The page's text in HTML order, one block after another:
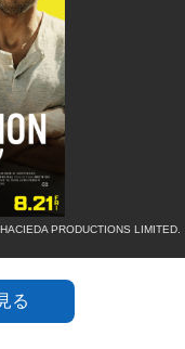
PRODUCTIONS LIMITED.
る